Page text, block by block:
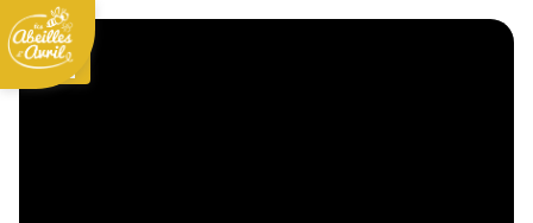
Panneau de gestion des cookies